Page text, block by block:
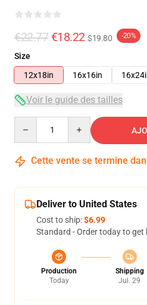
€22.77 €18.22 $19.80 -20%
Size
12x18in
16x16in
Voir le guide des tailles
Cette vente se termine
Deliver to United States
Cost to ship:$6.99
Standard - Order today to get
Production
Today
Shipping
Jul. 29